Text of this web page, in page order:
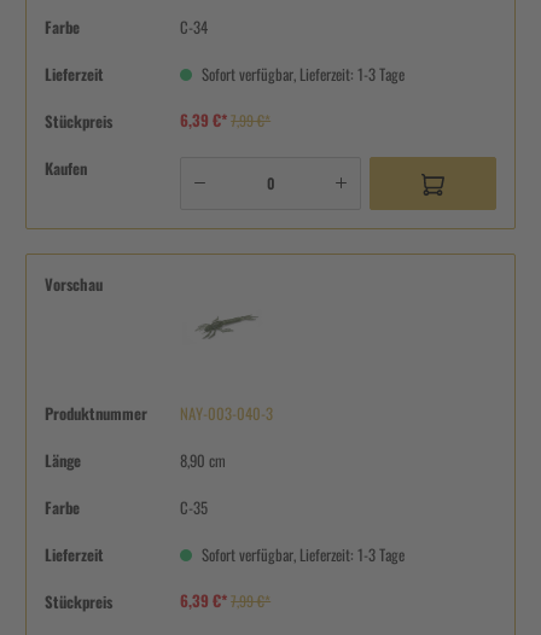
Farbe C-34
Lieferzeit Sofort verfügbar, Lieferzeit: 1-3 Tage
Stückpreis 6,39 €*7,99 €*
Kaufen
Vorschau
Produktnummer NAY-003-040-3
Länge 8,90 cm
Farbe C-35
Lieferzeit Sofort verfügbar, Lieferzeit: 1-3 Tage
Stückpreis 6,39 €*7,99 €*